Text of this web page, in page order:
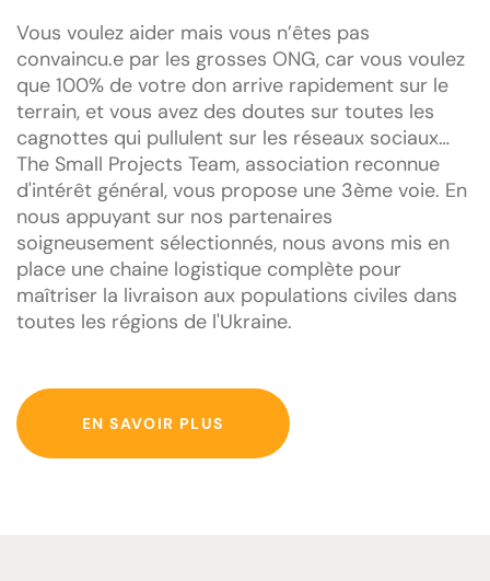
Vous voulez aider mais vous n’êtes pas
convaincu.e par les grosses ONG, car vous voulez
que 100% de votre don arrive rapidement sur le
terrain, et vous avez des doutes sur toutes les
cagnottes qui pullulent sur les réseaux sociaux…
The Small Projects Team, association reconnue
d'intérêt général, vous propose une 3ème voie. En
nous appuyant sur nos partenaires
soigneusement sélectionnés, nous avons mis en
place une chaine logistique complète pour
maîtriser la livraison aux populations civiles dans
toutes les régions de l'Ukraine.
EN SAVOIR PLUS